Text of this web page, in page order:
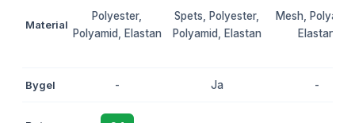
Material
Polyester,
Polyamid, Elastan
Spets, Polyester,
Polyamid, Elastan
Mesh,
Elastan
Bygel - Ja -